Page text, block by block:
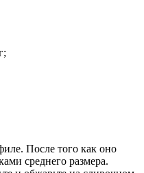
После того как оно
среднего размера.